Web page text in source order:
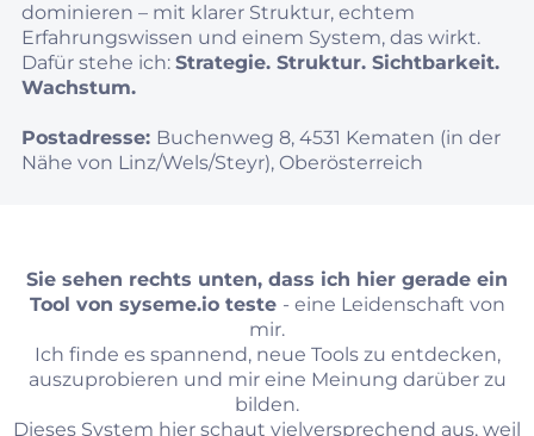
dominieren – mit klarer Struktur, echtem
Erfahrungswissen und einem System, das wirkt.
Dafür stehe ich: Strategie. Struktur. Sichtbarkeit.
Wachstum.
Postadresse: Buchenweg 8, 4531 Kematen (in der
Nähe von Linz/Wels/Steyr), Oberösterreich
Sie sehen rechts unten, dass ich hier gerade ein
Tool von syseme.ioteste - eine Leidenschaft von
mir.
Ich finde es spannend, neue Tools zu entdecken,
auszuprobieren und mir eine Meinung darüber zu
bilden.
Dieses System hier schaut vielversprechend aus, weil